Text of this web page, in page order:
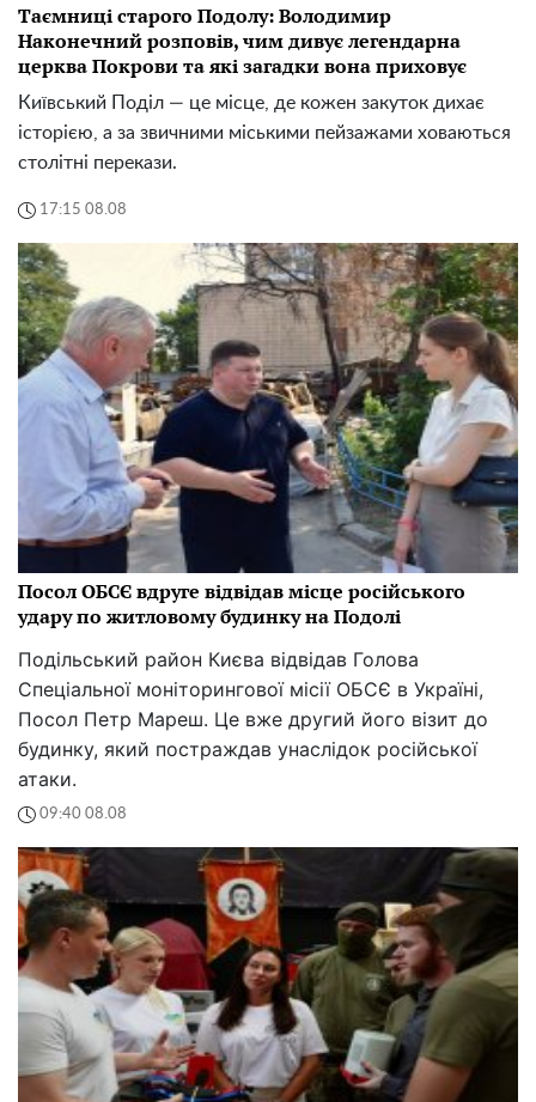
Таємниці старого Подолу: Володимир
Наконечний розповів, чим дивує легендарна
церква Покрови та які загадки вона приховує
Київський Поділ — це місце, де кожен закуток дихає
історією, а за звичними міськими пейзажами ховаються
столітні перекази.
17:15 08.08
Посол ОБСЄ вдруге відвідав місце російського
удару по житловому будинку на Подолі
Подільський район Києва відвідав Голова
Спеціальної моніторингової місії ОБСЄ в Україні,
Посол Петр Мареш. Це вже другий його візит до
будинку, який постраждав унаслідок російської
атаки.
09:40 08.08